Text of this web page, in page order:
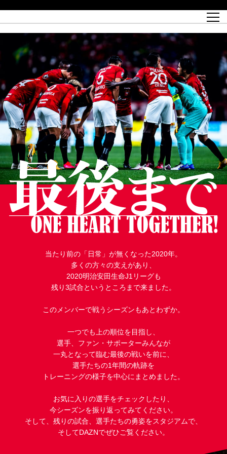
試合日程 試合速報 2022個人出場データ[PDF]
過去の個人出場データ 過去の試合結果 全試合記録[PDF]
Who's Who[PDF] 埼玉スタジアム2002(アクセス)
浦和駒場スタジアム(アクセス) ホームゲーム情報
観戦ルールとマナー 新型コロナウイルス感染症対策
横断幕掲出希望者の事前申請 大旗掲出希望者の事前申請
振り旗掲出希望者の事前申請
オフィシャルフラッグ以外の旗(Lフラッグサイズ以下)掲出希望者の事
前申請
ホームゲームでの入場方法について トレーニングスケジュール
大原サッカー場 SPORTS FOR PEACE! プロジェクト
トップチーム ユース ジュニアユース ジュニア
育成オフィシャルサイト 浦和レッズサッカー塾
チケット情報 REX TICKETとは 初めて観戦ガイド
REX TICKETで購入 チケット販売日 チケットの購入方法
席種・料金 2022シーズンチケット 団体観戦チケット
企画シート テーブルシート ファミリーシート
車いす席 ビューボックス 天皇杯 アウェイチケット
REX CLUB REX CLUBとは REX CLUB LOYALTY
REX CLUB よくある質問
レッドボルテージ オンラインショップ
クラブプロフィール 浦和レッズ 理念
浦和レッズ 選手理念 会社概況 経営情報 年表
ホームタウン ホームタウン活動報告BLOG
このゆびとまれっず！
浦和サッカーストリート(URAWA SOCCER STREET)
オフィシャルサポーターズクラブ 浦和レッズ後援会
SPORTS FOR PEACE! プロジェクト 支援活動
安全で快適なスタジアムに向けて
クラウドファンディングご支援者
パートナー Partners PLAZA パートナーストーリー
ホスピタリティシート レッズビジネスクラブ
広告のお問合せ
レディースオフィシャルサイト
ハートフルクラブとは コーチングスタッフ
ハートフルスクール ハートフルクリニック
ハートフルトーク ハートフルサッカー
ハートフルパートナー ハートフルクラブ掲示板
壁紙ダウンロード バーチャル背景ダウンロード
ぬりえダウンロード MDP(マッチデープログラム/WEB版)
REDS TOMORROW 『浦和レッズをみにいこう!!』マップ
アーカイブ リンク R-file
レッズランドオフィシャルサイト
当たり前の「日常」が無くなった2020年。
多くの方々の支えがあり、
2020明治安田生命J1リーグも
残り3試合というところまで来ました。
このメンバーで戦うシーズンもあとわずか。
一つでも上の順位を目指し、
選手、ファン・サポーターみんなが
一丸となって臨む最後の戦いを前に、
選手たちの1年間の軌跡を
トレーニングの様子を中心にまとめました。
お気に入りの選手をチェックしたり、
今シーズンを振り返ってみてください。
そして、残りの試合、選手たちの勇姿をスタジアムで、
そしてDAZNでぜひご覧ください。